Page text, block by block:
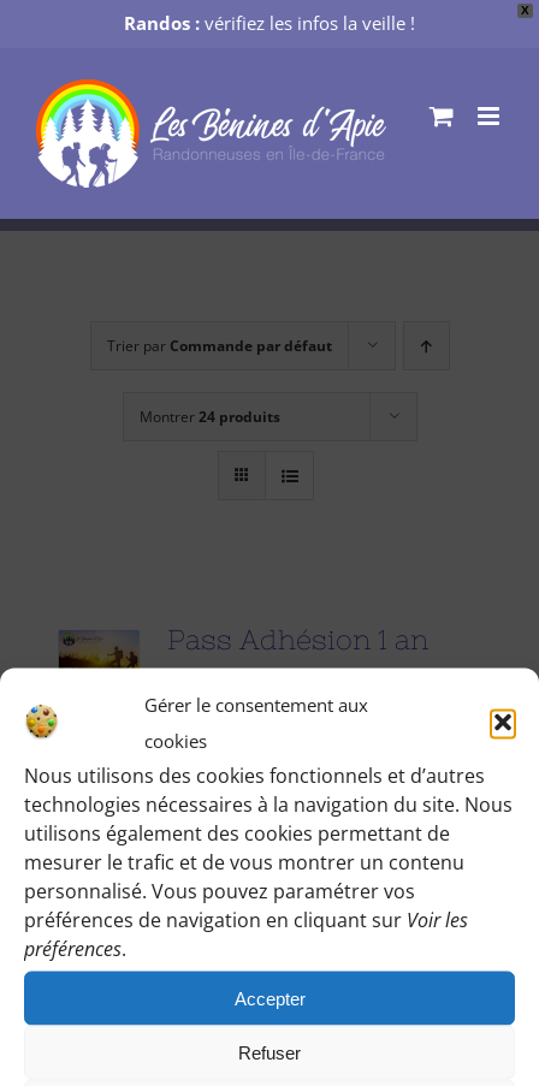
X
Randos : vérifiez les infos la veille !
Gérer le consentement aux
cookies
Nous utilisons des cookies fonctionnels et d’autres
technologies nécessaires à la navigation du site. Nous
utilisons également des cookies permettant de
mesurer le trafic et de vous montrer un contenu
personnalisé. Vous pouvez paramétrer vos
préférences de navigation en cliquant sur Voir les
préférences.
Accepter
Refuser
contenu
Trier par Commande par défaut
Montrer24 produits
Pass Adhésion 1 an
25.00€ pour 1 an
Accédez à toutes les informations
pratiques de nos excursions du
dimanche et des jours fériés (Point de
rendez-vous, horaires, conseils etc.), et
participez à nos activités telles que des
Pour adhérer et faire vivre notre
association, nous vous demandons